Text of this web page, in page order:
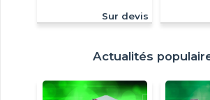
Sur devis
Actualités